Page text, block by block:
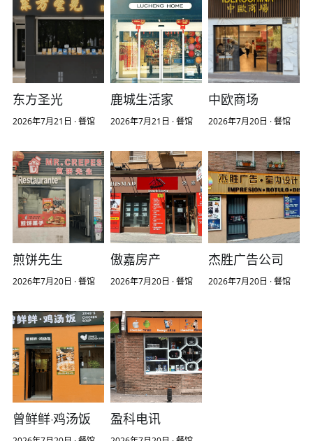
东方圣光
2026年7月21日 ·餐馆
鹿城生活家
2026年7月21日 ·餐馆
中欧商场
2026年7月20日 ·餐馆
煎饼先生
2026年7月20日 ·餐馆
傲嘉房产
2026年7月20日 ·餐馆
杰胜广告公司
2026年7月20日 ·餐馆
曾鲜鲜·鸡汤饭 盈科电讯